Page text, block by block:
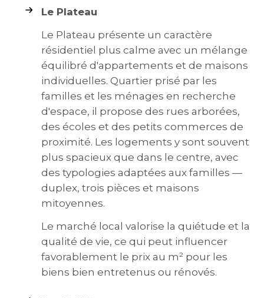
Le Plateau
Le Plateau présente un caractère
résidentiel plus calme avec un mélange
équilibré d'appartements et de maisons
individuelles. Quartier prisé par les
familles et les ménages en recherche
d'espace, il propose des rues arborées,
des écoles et des petits commerces de
proximité. Les logements y sont souvent
plus spacieux que dans le centre, avec
des typologies adaptées aux familles —
duplex, trois pièces et maisons
mitoyennes.
Le marché local valorise la quiétude et la
qualité de vie, ce qui peut influencer
favorablement le prix au m² pour les
biens bien entretenus ou rénovés.